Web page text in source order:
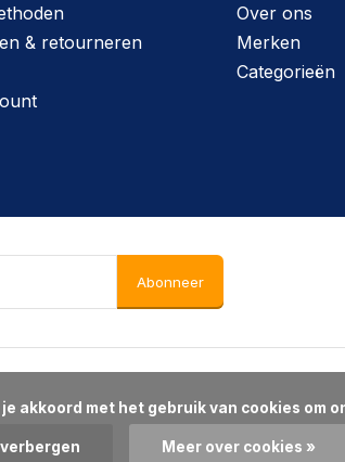
& retourneren
Over ons
Merken
Categorieën
Abonneer
Meer over cookies »